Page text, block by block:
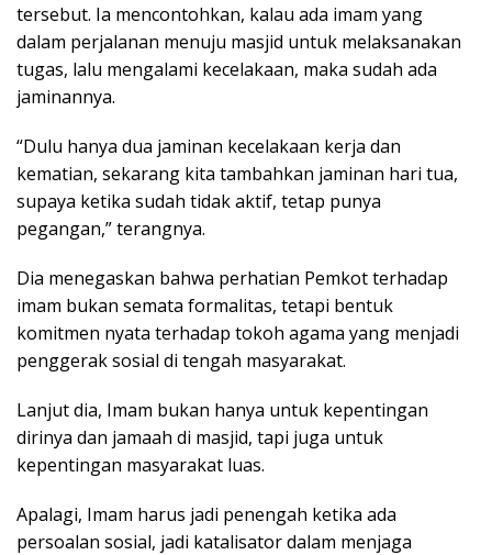
tersebut. Ia mencontohkan, kalau ada imam yang
dalam perjalanan menuju masjid untuk melaksanakan
tugas, lalu mengalami kecelakaan, maka sudah ada
jaminannya.
“Dulu hanya dua jaminan kecelakaan kerja dan
kematian, sekarang kita tambahkan jaminan hari tua,
supaya ketika sudah tidak aktif, tetap punya
pegangan,” terangnya.
Dia menegaskan bahwa perhatian Pemkot terhadap
imam bukan semata formalitas, tetapi bentuk
komitmen nyata terhadap tokoh agama yang menjadi
penggerak sosial di tengah masyarakat.
Lanjut dia, Imam bukan hanya untuk kepentingan
dirinya dan jamaah di masjid, tapi juga untuk
kepentingan masyarakat luas.
Apalagi, Imam harus jadi penengah ketika ada
persoalan sosial, jadi katalisator dalam menjaga